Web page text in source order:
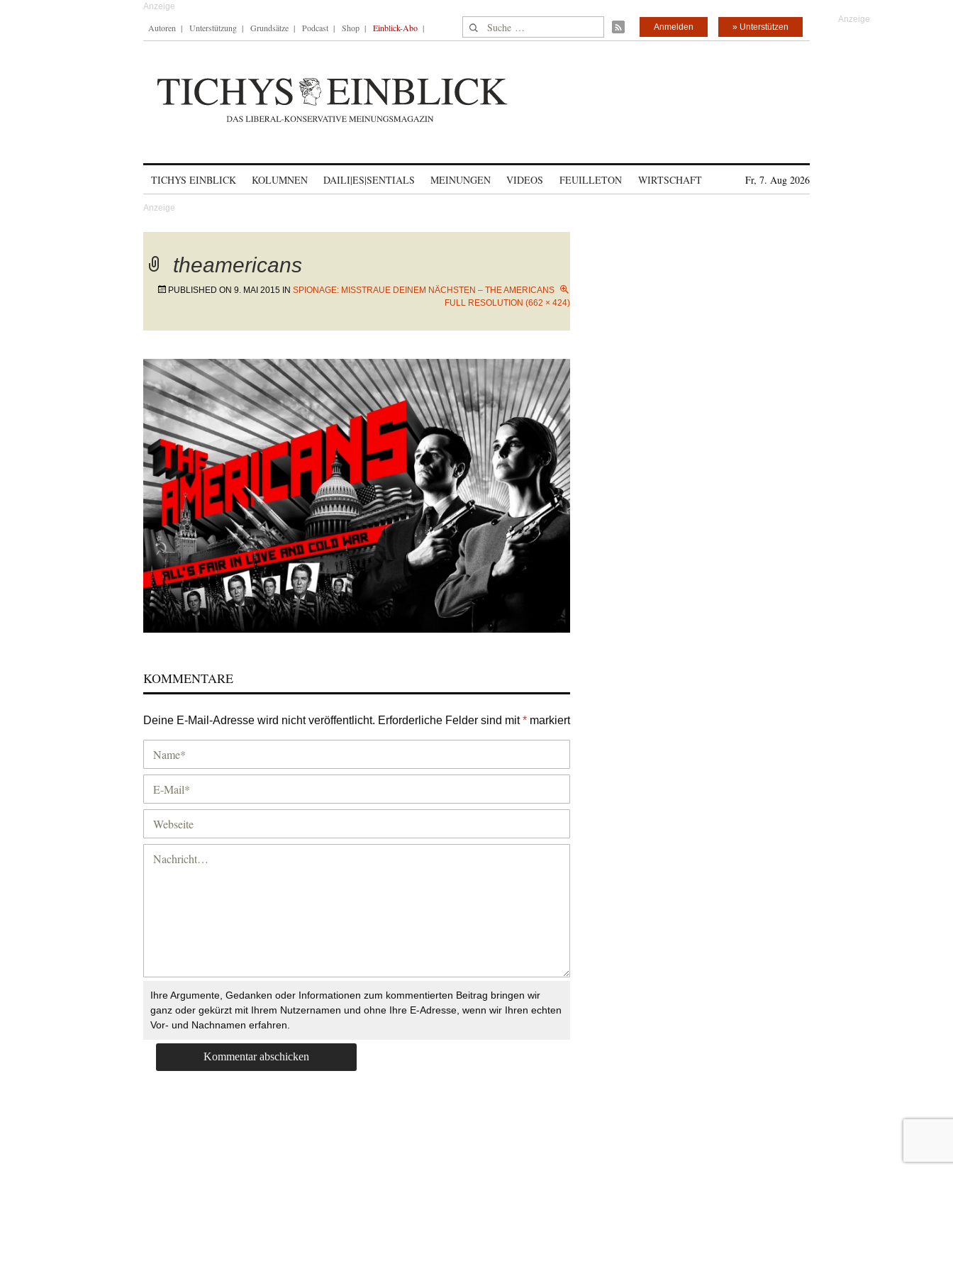
Autoren Unterstützung Grundsätze Podcast Shop Einblick-Abo Suche nach: » Unterstützen
Anmelden
TICHYS EINBLICK KOLUMNEN DAILI|ES|SENTIALS MEINUNGEN VIDEOS FEUILLETON WIRTSCHAFT Fr, 7. Aug 2026
theamericans
PUBLISHED ON 9. MAI 2015 IN SPIONAGE: MISSTRAUE DEINEM NÄCHSTEN – THE AMERICANS
FULL RESOLUTION (662 × 424)
KOMMENTARE
Deine E-Mail-Adresse wird nicht veröffentlicht. Erforderliche Felder sind mit* markiert
Ihre Argumente, Gedanken oder Informationen zum kommentierten Beitrag bringen wir
ganz oder gekürzt mit Ihrem Nutzernamen und ohne Ihre E-Adresse, wenn wir Ihren echten
Vor- und Nachnamen erfahren.